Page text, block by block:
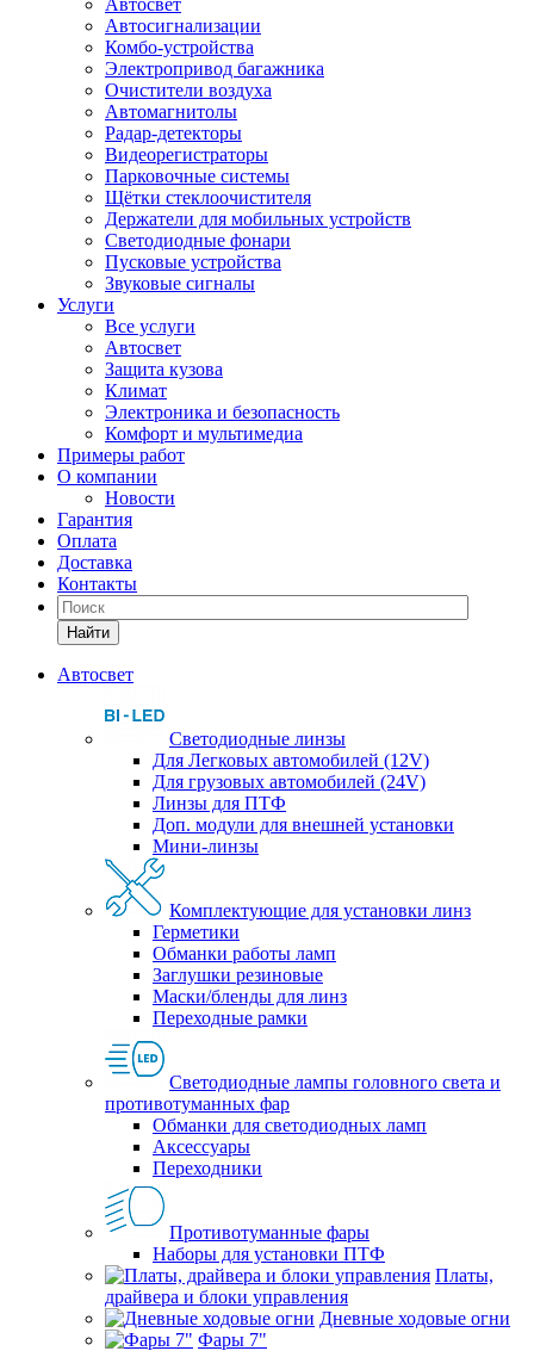
Автосвет
Автосигнализации
Комбо-устройства
Электропривод багажника
Очистители воздуха
Автомагнитолы
Радар-детекторы
Видеорегистраторы
Парковочные системы
Щётки стеклоочистителя
Держатели для мобильных устройств
Светодиодные фонари
Пусковые устройства
Звуковые сигналы
Услуги
Все услуги
Автосвет
Защита кузова
Климат
Электроника и безопасность
Комфорт и мультимедиа
Примеры работ
О компании
Новости
Гарантия
Оплата
Доставка
Контакты
Найти
Автосвет
Светодиодные линзы
Для Легковых автомобилей (12V)
Для грузовых автомобилей (24V)
Линзы для ПТФ
Доп. модули для внешней установки
Мини-линзы
Комплектующие для установки линз
Герметики
Обманки работы ламп
Заглушки резиновые
Маски/бленды для линз
Переходные рамки
Светодиодные лампы головного света и
противотуманных фар
Обманки для светодиодных ламп
Аксессуары
Переходники
Противотуманные фары
Наборы для установки ПТФ
Платы,
драйвера и блоки управления
Дневные ходовые огни
Фары 7"